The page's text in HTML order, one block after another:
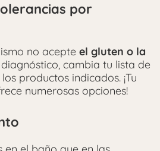
por
no acepte el gluten o la
diagnóstico, cambia tu lista de
productos indicados. ¡Tu
numerosas opciones!